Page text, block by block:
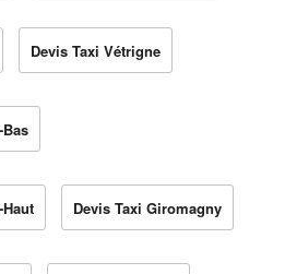
Devis Taxi Vétrigne
Devis Taxi Giromagny